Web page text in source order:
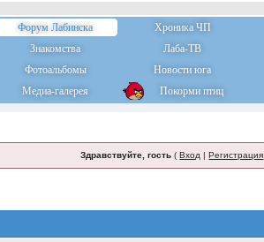
Форум Лабинска
Хроника ЧП
Знакомства
Лаба-ТВ
Фотоальбомы
Новости юга
Медиа-галерея Покорми птиц
Здравствуйте, гость (Вход |Регистрация